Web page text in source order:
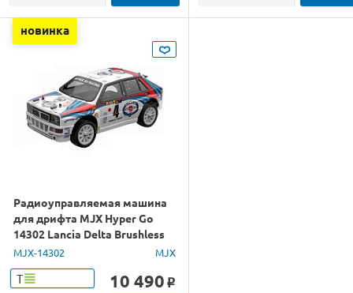
новинка
Радиоуправляемая машина
для дрифта MJX Hyper Go
14302 Lancia Delta Brushless
4WD 2.4G LED 1/14 RTR
MJX-14302 MJX
Т 10 490 o